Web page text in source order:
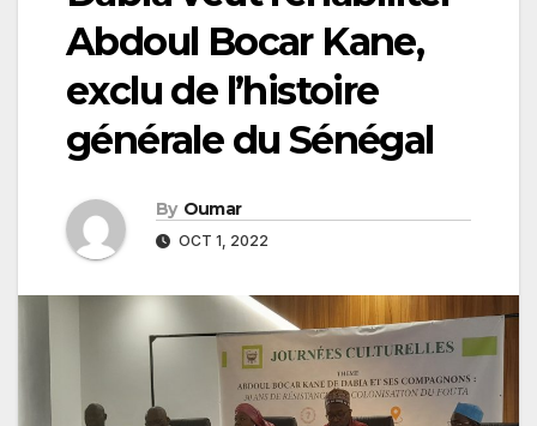
Abdoul Bocar Kane,
exclu de l’histoire
générale du Sénégal
By Oumar
OCT 1, 2022